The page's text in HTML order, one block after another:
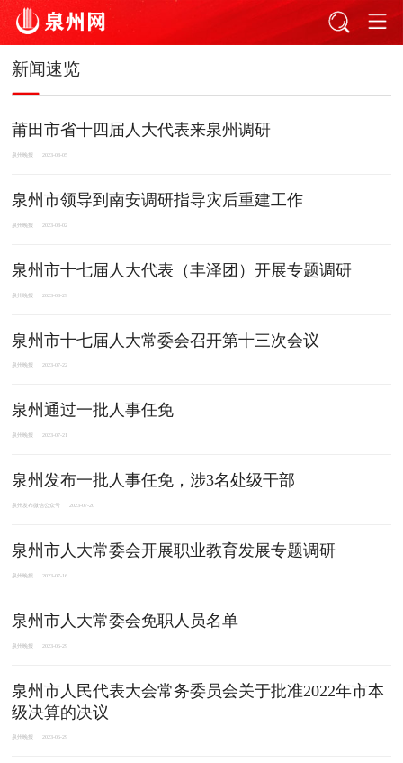
新闻速览
莆田市省十四届人大代表来泉州调研
泉州晚报 2023-08-05
泉州市领导到南安调研指导灾后重建工作
泉州晚报 2023-08-02
泉州市十七届人大代表（丰泽团）开展专题调研
泉州晚报 2023-08-29
泉州市十七届人大常委会召开第十三次会议
泉州晚报 2023-07-22
泉州通过一批人事任免
泉州晚报 2023-07-21
泉州发布一批人事任免，涉3名处级干部
泉州发布微信公众号 2023-07-20
泉州市人大常委会开展职业教育发展专题调研
泉州晚报 2023-07-16
泉州市人大常委会免职人员名单
泉州晚报 2023-06-29
泉州市人民代表大会常务委员会关于批准2022年市本
级决算的决议
泉州晚报 2023-06-29